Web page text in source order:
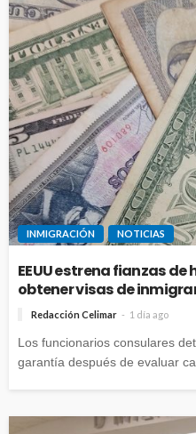
INMIGRACIÓN NOTICIAS
EEUU estrena fianzas
obtener visas de
Redacción Celimar 1 día ago
Los funcionarios consulares
garantía después de evaluar